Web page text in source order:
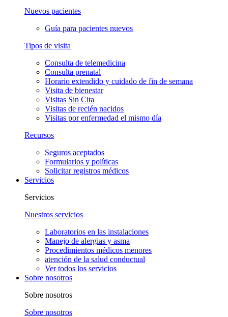
Nuevos pacientes
Guía para pacientes nuevos
Tipos de visita
Consulta de telemedicina
Consulta prenatal
Horario extendido y cuidado de fin de semana
Visita de bienestar
Visitas Sin Cita
Visitas de recién nacidos
Visitas por enfermedad el mismo día
Recursos
Seguros aceptados
Formularios y políticas
Solicitar registros médicos
Servicios
Servicios
Nuestros servicios
Laboratorios en las instalaciones
Manejo de alergias y asma
Procedimientos médicos menores
atención de la salud conductual
Ver todos los servicios
Sobre nosotros
Sobre nosotros
Sobre nosotros